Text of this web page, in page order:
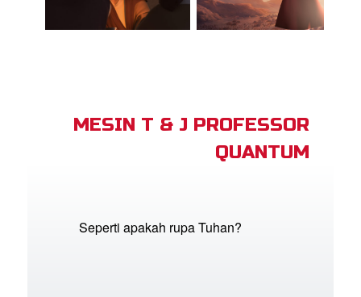
MESIN T & J PROFESSOR
QUANTUM
Seperti apakah rupa Tuhan?